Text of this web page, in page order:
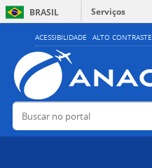
ACESSIBILIDADE ALTO CONTRASTE
BRASIL
Serviços
Buscar no portal